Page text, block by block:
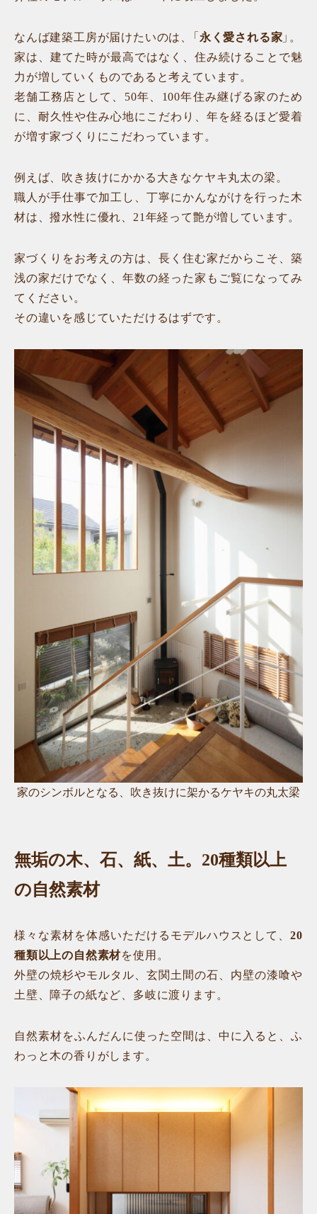
なんば建築工房が届けたいのは、「 永く愛される家 」。
家は、建てた時が最高ではなく、住み続けることで魅
力が増していくものであると考えています。
老舗工務店として、50年、100年住み継げる家のため
に、耐久性や住み心地にこだわり、年を経るほど愛着
が増す家づくりにこだわっています。
例えば、吹き抜けにかかる大きなケヤキ丸太の梁。
職人が手仕事で加工し、丁寧にかんながけを行った木
材は、撥水性に優れ、21年経って艶が増しています。
家づくりをお考えの方は、長く住む家だからこそ、築
浅の家だけでなく、年数の経った家もご覧になってみ
てください。
その違いを感じていただけるはずです。
家のシンボルとなる、吹き抜けに架かるケヤキの丸太梁
無垢の木、石、紙、土。20種類以上
の自然素材
様々な素材を体感いただけるモデルハウスとして、20
種類以上の自然素材を使用。
外壁の焼杉やモルタル、玄関土間の石、内壁の漆喰や
土壁、障子の紙など、多岐に渡ります。
自然素材をふんだんに使った空間は、中に入ると、ふ
わっと木の香りがします。